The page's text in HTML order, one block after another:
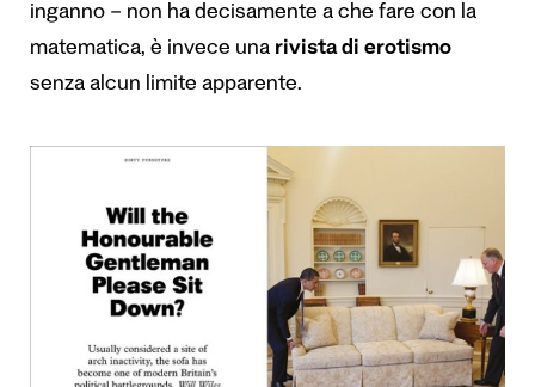
inganno – non ha decisamente a che fare con la
matematica, è invece una rivista di erotismo
senza alcun limite apparente.